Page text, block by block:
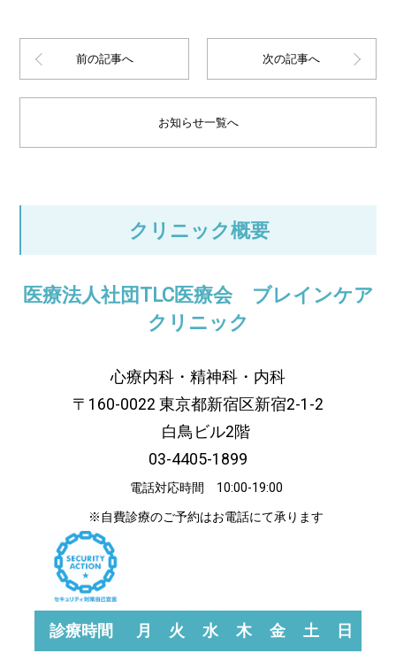
前の記事へ 次の記事へ
お知らせ一覧へ
クリニック概要
医療法人社団TLC医療会 ブレインケア
クリニック
心療内科・精神科・内科
〒160-0022 東京都新宿区新宿2-1-2
白鳥ビル2階
03-4405-1899
電話対応時間 10:00-19:00
※自費診療のご予約はお電話にて承ります
診療時間 月 火 水 木 金 土 日